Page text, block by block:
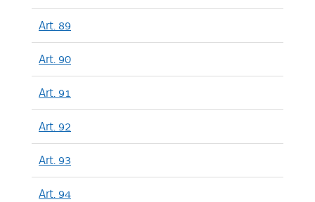
Art. 89
Art. 90
Art. 91
Art. 92
Art. 93
Art. 94